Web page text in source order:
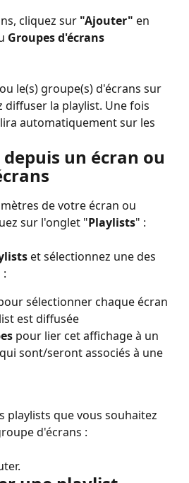
cliquez sur "Ajouter" en
Groupes d'écrans
le(s) groupe(s) d'écrans sur
diffuser la playlist. Une fois
automatiquement sur les
un écran ou
de votre écran ou
sur l'onglet "Playlists" :
et sélectionnez une des
sélectionner chaque écran
est diffusée
pour lier cet affichage à un
sont/seront associés à une
playlists que vous souhaitez
d'écrans :